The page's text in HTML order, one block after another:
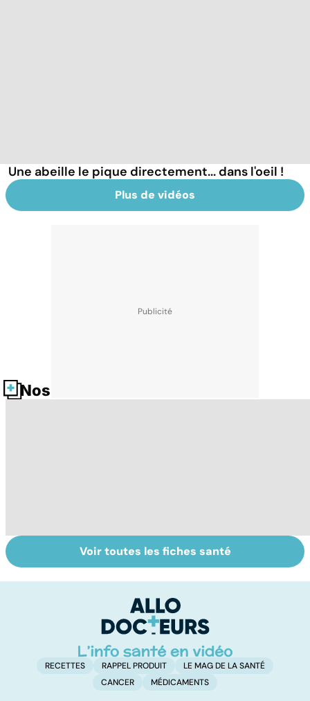
Une abeille le pique directement... dans l'oeil !
Plus de vidéos
Nos fiches santé
Tout savoir sur
les infections
Inflammation des
amygdales : que
d'angine ?
Voir toutes les fiches santé
RECETTES RAPPEL PRODUIT
LE MAG DE LA SANTÉ
CANCER
MÉDICAMENTS